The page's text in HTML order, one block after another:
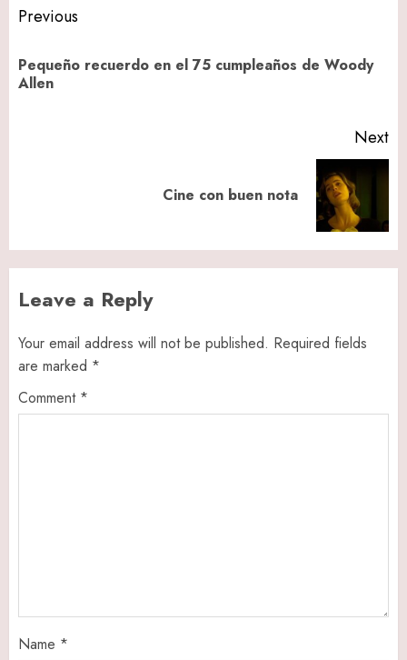
Post
navigation
Previous
Pequeño recuerdo en el 75 cumpleaños de Woody
Allen
Next
Cine con buen nota
Leave a Reply
Your email address will not be published. Required fields
are marked *
Comment *
Name *